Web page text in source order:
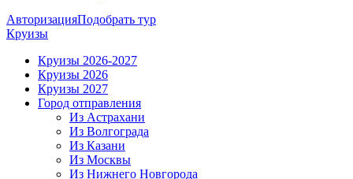
АвторизацияПодобрать тур
Круизы
Круизы 2026-2027
Круизы 2026
Круизы 2027
Город отправления
Из Астрахани
Из Волгограда
Из Казани
Из Москвы
Из Нижнего Новгорода